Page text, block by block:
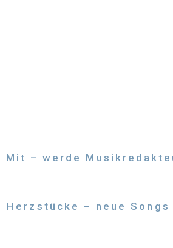
Mit – werde
Herzstücke – neue